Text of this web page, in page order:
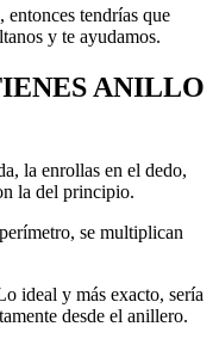
tendrías que
y te ayudamos.
ANILLO
la enrollas en el dedo,
la del principio.
se multiplican
ideal y más exacto, sería
desde el anillero.